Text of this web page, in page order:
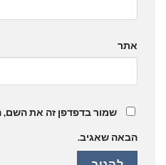
אתר
שמור בדפדפן זה את השם,
הבאה שאגיב.